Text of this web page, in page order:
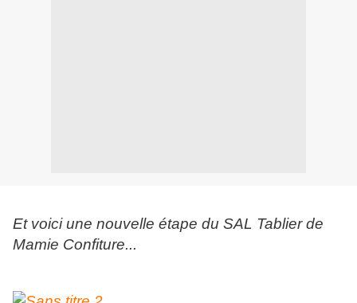
Et voici une nouvelle étape du SAL Tablier de
Mamie Confiture...